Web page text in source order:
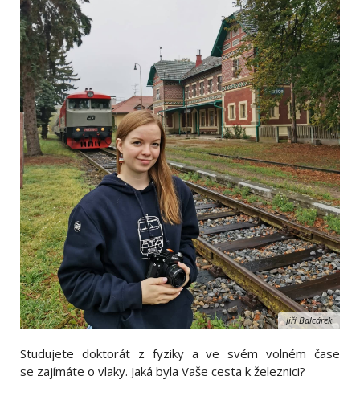
Jiří Balcárek
Studujete doktorát z fyziky a ve svém volném čase
se zajímáte o vlaky. Jaká byla Vaše cesta k železnici?